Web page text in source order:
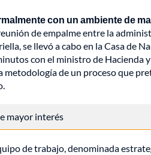
con un ambiente de
de empalme entre la
se llevó a cabo en la Casa de
con el ministro de Hacienda
de un proceso que
mayor interés
de trabajo, denominada